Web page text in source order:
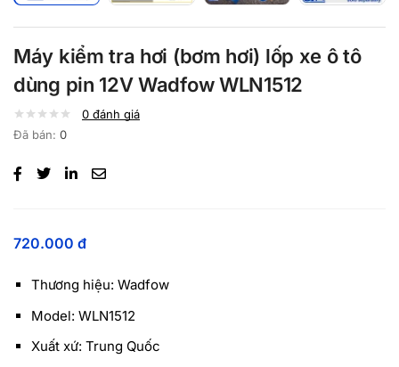
Máy kiểm tra hơi (bơm hơi) lốp xe ô tô
dùng pin 12V Wadfow WLN1512
0 đánh giá
Đã bán: 0
720.000 đ
Thương hiệu: Wadfow
Model: WLN1512
Xuất xứ: Trung Quốc